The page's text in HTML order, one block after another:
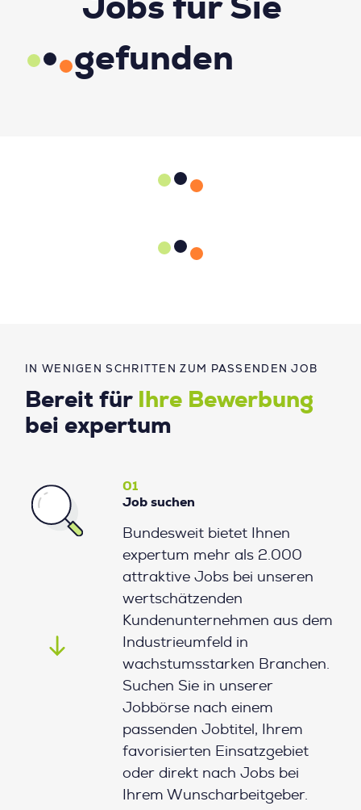
IN WENIGEN SCHRITTEN ZUM PASSENDEN JOB
Bereit für
Ihre Bewerbung
bei expertum
01
Job suchen
Bundesweit bietet Ihnen
expertum mehr als 2.000
attraktive Jobs bei unseren
wertschätzenden
Kundenunternehmen aus dem
Industrieumfeld in
wachstumsstarken Branchen.
Suchen Sie in unserer
Jobbörse nach einem
passenden Jobtitel, Ihrem
favorisierten Einsatzgebiet
oder direkt nach Jobs bei
Ihrem Wunscharbeitgeber.